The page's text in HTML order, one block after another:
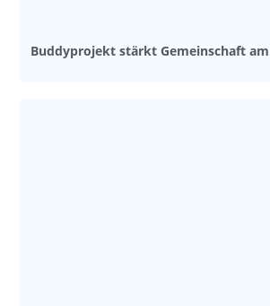
Buddyprojekt stärkt Gemeinschaft